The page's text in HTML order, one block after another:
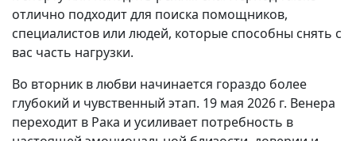
отлично подходит для поиска помощников,
специалистов или людей, которые способны снять с
вас часть нагрузки.
Во вторник в любви начинается гораздо более
глубокий и чувственный этап. 19 мая 2026 г. Венера
переходит в Рака и усиливает потребность в